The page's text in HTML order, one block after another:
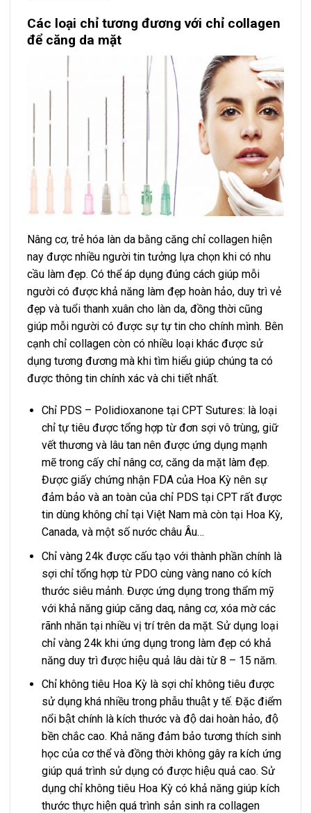
Các loại chỉ tương đương với chỉ collagen
để căng da mặt
Nâng cơ, trẻ hóa làn da bằng căng chỉ collagen hiện
nay được nhiều người tin tưởng lựa chọn khi có nhu
cầu làm đẹp. Có thể áp dụng đúng cách giúp mỗi
người có được khả năng làm đẹp hoàn hảo, duy trì vẻ
đẹp và tuổi thanh xuân cho làn da, đồng thời cũng
giúp mỗi người có được sự tự tin cho chính mình. Bên
cạnh chỉ collagen còn có nhiều loại khác được sử
dụng tương đương mà khi tìm hiểu giúp chúng ta có
được thông tin chính xác và chi tiết nhất.
Chỉ PDS – Polidioxanone tại CPT Sutures: là loại
chỉ tự tiêu được tổng hợp từ đơn sợi vô trùng, giữ
vết thương và lâu tan nên được ứng dụng mạnh
mẽ trong cấy chỉ nâng cơ, căng da mặt làm đẹp.
Được giấy chứng nhận FDAcủa Hoa Kỳ nên sự
đảm bảo và an toàn của chỉ PDS tại CPT rất được
tin dùng không chỉ tại Việt Nam mà còn tại Hoa Kỳ,
Canada, và một số nước châu Âu…
Chỉ vàng 24k được cấu tạo với thành phần chính là
sợi chỉ tổng hợp từ PDO cùng vàng nano có kích
thước siêu mảnh. Được ứng dụng trong thẩm mỹ
với khả năng giúp căng daq, nâng cơ, xóa mờ các
rãnh nhăn tại nhiều vị trí trên da mặt. Sử dụng loại
chỉ vàng 24k khi ứng dụng trong làm đẹp có khả
năng duy trì được hiệu quả lâu dài từ 8 – 15 năm.
Chỉ không tiêu Hoa Kỳ là sợi chỉ không tiêu được
sử dụng khá nhiều trong phẫu thuật y tế. Đặc điểm
nổi bật chính là kích thước và độ dai hoàn hảo, độ
bền chắc cao. Khả năng đảm bảo tương thích sinh
học của cơ thể và đồng thời không gây ra kích ứng
giúp quá trình sử dụng có được hiệu quả cao. Sử
dụng chỉ không tiêu Hoa Kỳ có khả năng giúp kích
thước thực hiện quá trình sản sinh ra collagen